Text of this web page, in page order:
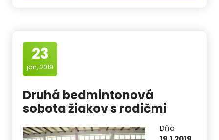
23
jan, 2019
Druhá bedmintonová
sobota žiakov s rodičmi
Dňa